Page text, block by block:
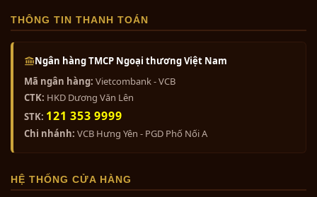
THÔNG TIN THANH TOÁN
Ngân hàng TMCP Ngoại thương Việt Nam
Mã ngân hàng: Vietcombank - VCB
CTK: HKD Dương Văn Lên
STK: 121 353 9999
Chi nhánh: VCB Hưng Yên - PGD Phố Nối A
HỆ THỐNG CỬA HÀNG